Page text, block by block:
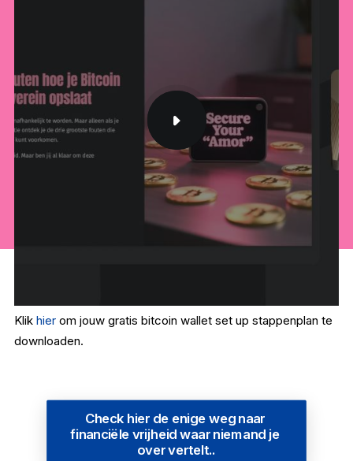
Klik hier om jouw gratis bitcoin wallet set up stappenplan te
downloaden.
Check hier de enige weg naar
financiële vrijheid waar niemand je
over vertelt..